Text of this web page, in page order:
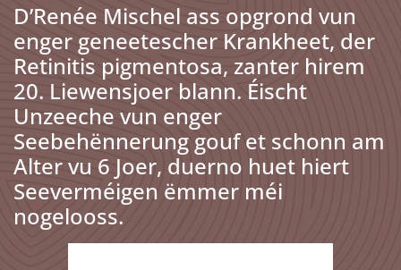
D’Renée Mischel ass opgrond vun
enger geneetescher Krankheet, der
Retinitis pigmentosa, zanter hirem
20. Liewensjoer blann. Éischt
Unzeeche vun enger
Seebehënnerung gouf et schonn am
Alter vu 6 Joer, duerno huet hiert
Seeverméigen ëmmer méi
nogelooss.